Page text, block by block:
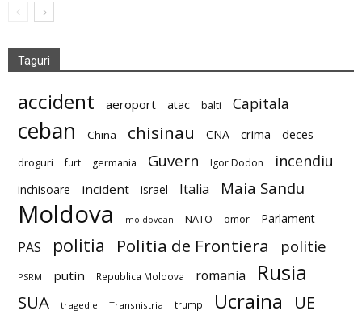
Taguri
accident aeroport atac balti Capitala
ceban China chisinau CNA crima deces
droguri furt germania Guvern Igor Dodon incendiu
inchisoare incident israel Italia Maia Sandu
Moldova moldovean NATO omor Parlament
PAS politia Politia de Frontiera politie
PSRM putin Republica Moldova romania Rusia
SUA tragedie Transnistria trump Ucraina UE